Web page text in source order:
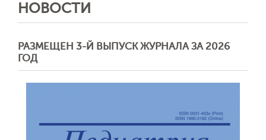
НОВОСТИ
РАЗМЕЩЕН 3-Й ВЫПУСК ЖУРНАЛА ЗА 2026
ГОД